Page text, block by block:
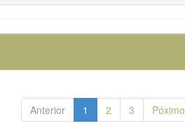
Anterior 1 2 3 Póximo